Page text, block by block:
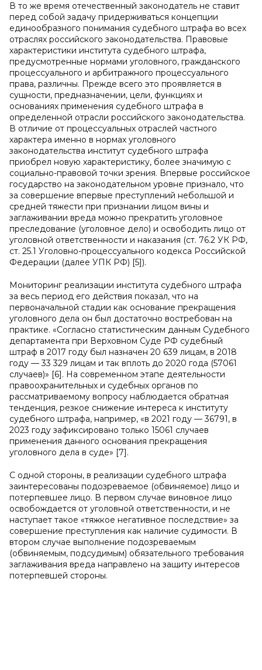
В то же время отечественный законодатель не ставит
перед собой задачу придерживаться концепции
единообразного понимания судебного штрафа во всех
отраслях российского законодательства. Правовые
характеристики института судебного штрафа,
предусмотренные нормами уголовного, гражданского
процессуального и арбитражного процессуального
права, различны. Прежде всего это проявляется в
сущности, предназначении, цели, функциях и
основаниях применения судебного штрафа в
определенной отрасли российского законодательства.
В отличие от процессуальных отраслей частного
характера именно в нормах уголовного
законодательства институт судебного штрафа
приобрел новую характеристику, более значимую с
социально-правовой точки зрения. Впервые российское
государство на законодательном уровне признало, что
за совершение впервые преступлений небольшой и
средней тяжести при признании лицом вины и
заглаживании вреда можно прекратить уголовное
преследование (уголовное дело) и освободить лицо от
уголовной ответственности и наказания (ст. 76.2 УК РФ,
ст. 25.1 Уголовно-процессуального кодекса Российской
Федерации (далее УПК РФ) [5]).
Мониторинг реализации института судебного штрафа
за весь период его действия показал, что на
первоначальной стадии как основание прекращения
уголовного дела он был достаточно востребован на
практике. «Согласно статистическим данным Судебного
департамента при Верховном Суде РФ судебный
штраф в 2017 году был назначен 20 639 лицам, в 2018
году — 33 329 лицам и так вплоть до 2020 года (57061
случаев)» [6]. На современном этапе деятельности
правоохранительных и судебных органов по
рассматриваемому вопросу наблюдается обратная
тенденция, резкое снижение интереса к институту
судебного штрафа, например, «в 2021 году — 36791, в
2023 году зафиксировано только 15061 случаев
применения данного основания прекращения
уголовного дела в суде» [7].
С одной стороны, в реализации судебного штрафа
заинтересованы подозреваемое (обвиняемое) лицо и
потерпевшее лицо. В первом случае виновное лицо
освобождается от уголовной ответственности, и не
наступает такое «тяжкое негативное последствие» за
совершение преступления как наличие судимости. В
втором случае выполнение подозреваемым
(обвиняемым, подсудимым) обязательного требования
заглаживания вреда направлено на защиту интересов
потерпевшей стороны.